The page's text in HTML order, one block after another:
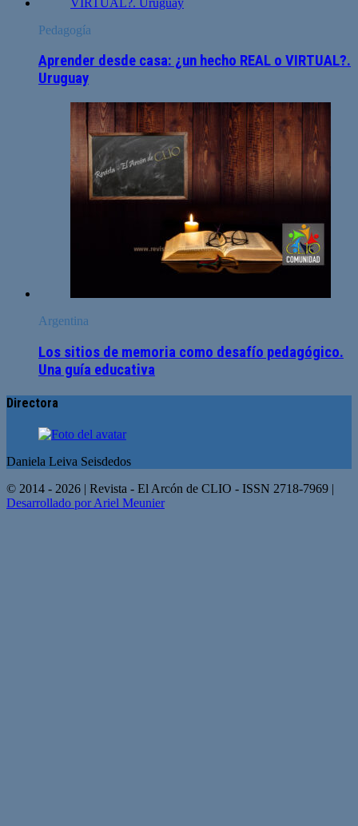
Pedagogía
Aprender desde casa: ¿un hecho REAL o VIRTUAL?.
Uruguay
Argentina
Los sitios de memoria como desafío pedagógico.
Una guía educativa
Directora
Daniela Leiva Seisdedos
© 2014 - 2026 | Revista - El Arcón de CLIO - ISSN 2718-7969 |
Desarrollado por Ariel Meunier